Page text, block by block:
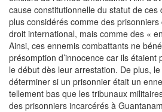
cause constitutionnelle du statut de ces
plus considérés comme des
droit international, mais comme des «
Ainsi, ces ennemis combattants ne
présomption d’innocence car ils
le début dès leur arrestation. De plus,
déterminer si un prisonnier était un
tellement bas que les tribunaux
des prisonniers incarcérés à